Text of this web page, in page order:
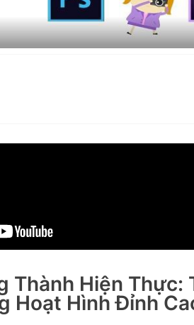
Thành Hiện Thực:
Hoạt Hình Đỉnh